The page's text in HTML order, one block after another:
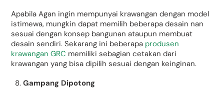
Apabila Agan ingin mempunyai krawangan dengan model
istimewa, mungkin dapat memilih beberapa desain nan
sesuai dengan konsep bangunan ataupun membuat
desain sendiri. Sekarang ini beberapa produsen
krawangan GRC memiliki sebagian cetakan dari
krawangan yang bisa dipilih sesuai dengan keinginan.
Gampang Dipotong